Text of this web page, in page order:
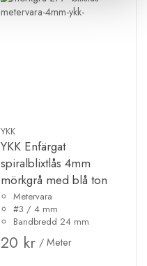
YKK
YKK Enfärgat
spiralblixtlås 4mm
mörkgrå med blå ton
Metervara
#3 / 4 mm
Bandbredd 24 mm
20 kr / Meter